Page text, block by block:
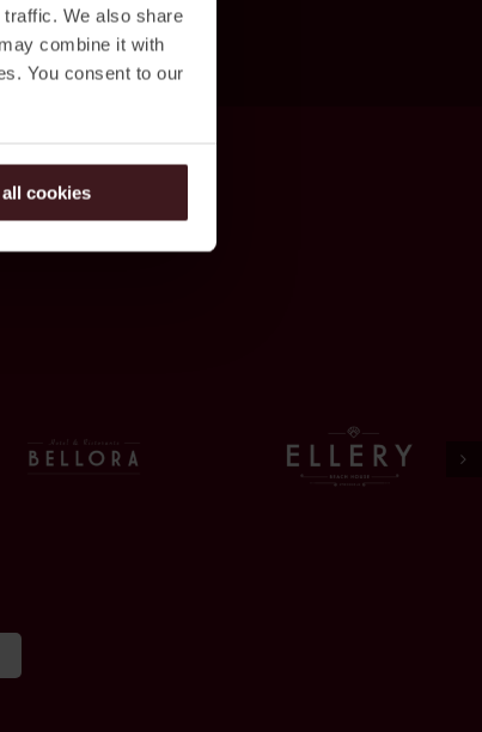
We also share
combine it with
You consent to our
cookies